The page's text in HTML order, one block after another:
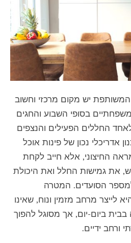
המשותפת יש מקום מרכזי וחשוב
בסופי השבוע והחגים
החללים הפעילים והנצפים
אדריכלי נכון של פינות אוכל
החיצוני, אלא חייב לקחת
את גמישות החלל ואת היכולת
הסועדים. המטרה
לייצר מרחב מזמין ונוח, שאינו
ביום-יום, אך מסוגל להפוך
ורחב ידיים.